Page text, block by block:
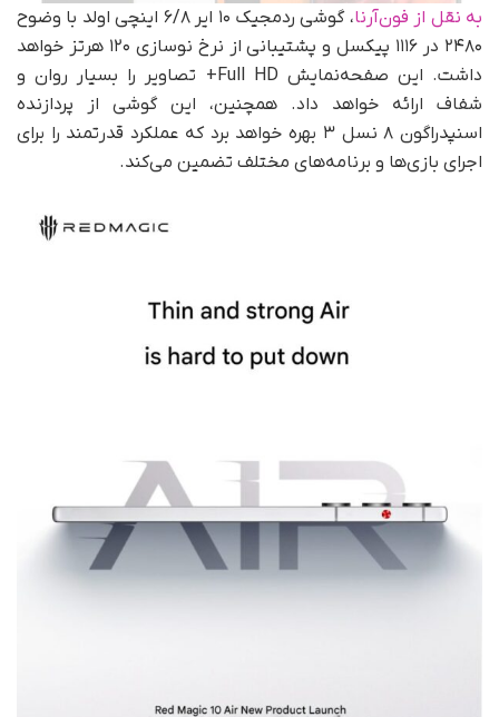
به نقل از فون‌آرنا
، گوشی ردمجیک ۱۰ ایر ۶/۸ اینچی اولد با وضوح
۲۴۸۰ در ۱۱۱۶ پیکسل و پشتیبانی از نرخ نوسازی ۱۲۰ هرتز خواهد
داشت. این صفحه‌نمایش Full HD+ تصاویر را بسیار روان و
شفاف ارائه خواهد داد. همچنین، این گوشی از پردازنده
اسنپدراگون ۸ نسل ۳ بهره خواهد برد که عملکرد قدرتمند را برای
اجرای بازی‌ها و برنامه‌های مختلف تضمین می‌کند.